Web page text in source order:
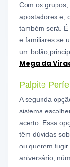
Com os
apostadores e,
também será.
e familiares se
um
Mega da
Palpite
A segunda
sistema
acerto. Essa
têm dúvidas
ou querem fugir
aniversário,